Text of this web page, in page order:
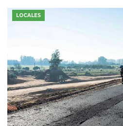
LOCALES